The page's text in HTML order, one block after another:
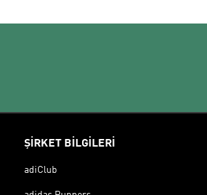
ŞİRKET BİLGİLERİ
adiClub